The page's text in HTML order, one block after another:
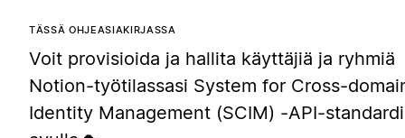
TÄSSÄ OHJEASIAKIRJASSA
Voit provisioida ja hallita käyttäjiä ja ryhmiä
Notion-työtilassasi System for Cross-
Identity Management (SCIM) -API-